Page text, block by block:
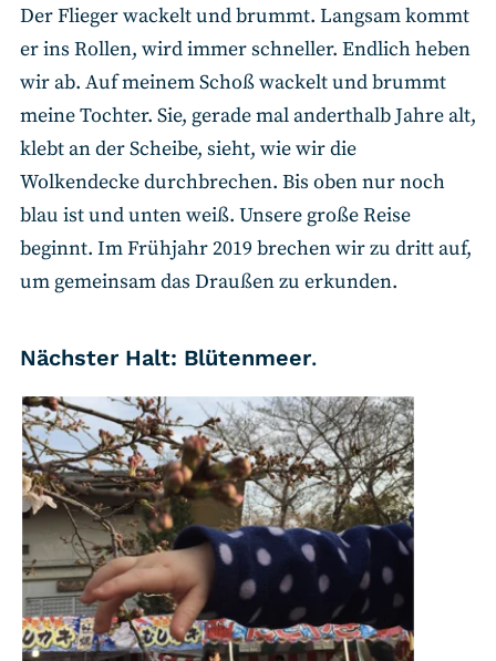
Der Flieger wackelt und brummt. Langsam kommt
er ins Rollen, wird immer schneller. Endlich heben
wir ab. Auf meinem Schoß wackelt und brummt
meine Tochter. Sie, gerade mal anderthalb Jahre alt,
klebt an der Scheibe, sieht, wie wir die
Wolkendecke durchbrechen. Bis oben nur noch
blau ist und unten weiß. Unsere große Reise
beginnt. Im Frühjahr 2019 brechen wir zu dritt auf,
um gemeinsam das Draußen zu erkunden.
Nächster Halt: Blütenmeer.